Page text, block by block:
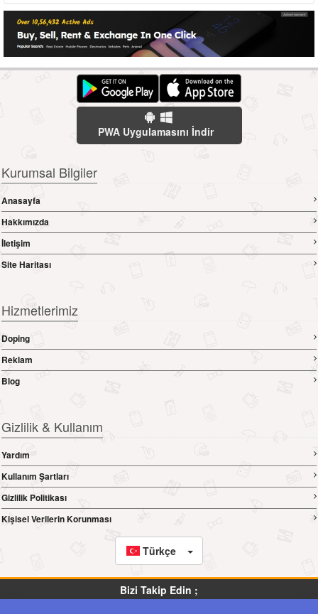
PWA Uygulamasını İndir
Kurumsal Bilgiler
Anasayfa
Hakkımızda
İletişim
Site Haritası
Hizmetlerimiz
Doping
Reklam
Blog
Gizlilik & Kullanım
Yardım
Kullanım Şartları
Gizlilik Politikası
Kişisel Verilerin Korunması
Türkçe
Bizi Takip Edin ;